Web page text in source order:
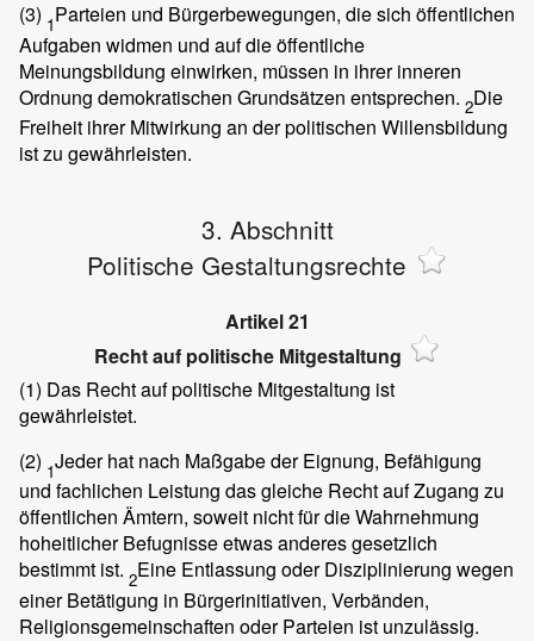
(3) 1Parteien und Bürgerbewegungen, die sich öffentlichen
Aufgaben widmen und auf die öffentliche
Meinungsbildung einwirken, müssen in ihrer inneren
Ordnung demokratischen Grundsätzen entsprechen. 2Die
Freiheit ihrer Mitwirkung an der politischen Willensbildung
ist zu gewährleisten.
3. Abschnitt
Politische Gestaltungsrechte
Artikel 21
Recht auf politische Mitgestaltung
(1) Das Recht auf politische Mitgestaltung ist
gewährleistet.
(2) 1Jeder hat nach Maßgabe der Eignung, Befähigung
und fachlichen Leistung das gleiche Recht auf Zugang zu
öffentlichen Ämtern, soweit nicht für die Wahrnehmung
hoheitlicher Befugnisse etwas anderes gesetzlich
bestimmt ist. 2Eine Entlassung oder Disziplinierung wegen
einer Betätigung in Bürgerinitiativen, Verbänden,
Religionsgemeinschaften oder Parteien ist unzulässig.